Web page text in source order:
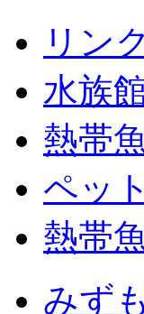
リン
水族
熱帯
ペッ
熱帯
みず